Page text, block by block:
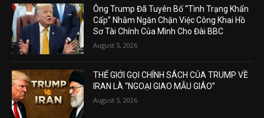
Ông Trump Đã Tuyên Bố “Tình Trạng Khẩn
Cấp” Nhằm Ngăn Chặn Việc Công Khai Hồ
Sơ Tài Chính Của Mình Cho Đài BBC
August 5, 2026
THẾ GIỚI GỌI CHÍNH SÁCH CỦA TRUMP VỀ
IRAN LÀ “NGOẠI GIAO MẪU GIÁO”
August 5, 2026